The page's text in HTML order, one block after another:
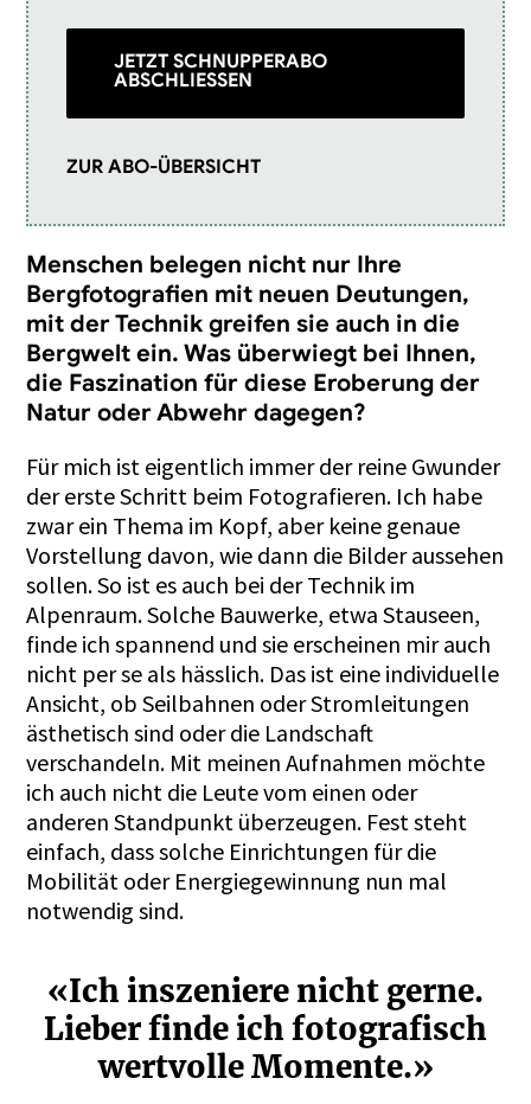
JETZT SCHNUPPERABO
ABSCHLIESSEN
ZUR ABO-ÜBERSICHT
Menschen belegen nicht nur Ihre
Bergfotografien mit neuen Deutungen,
mit der Technik greifen sie auch in die
Bergwelt ein. Was überwiegt bei Ihnen,
die Faszination für diese Eroberung der
Natur oder Abwehr dagegen?
Für mich ist eigentlich immer der reine Gwunder
der erste Schritt beim Fotografieren. Ich habe
zwar ein Thema im Kopf, aber keine genaue
Vorstellung davon, wie dann die Bilder aussehen
sollen. So ist es auch bei der Technik im
Alpenraum. Solche Bauwerke, etwa Stauseen,
finde ich spannend und sie erscheinen mir auch
nicht per se als hässlich. Das ist eine individuelle
Ansicht, ob Seilbahnen oder Stromleitungen
ästhetisch sind oder die Landschaft
verschandeln. Mit meinen Aufnahmen möchte
ich auch nicht die Leute vom einen oder
anderen Standpunkt überzeugen. Fest steht
einfach, dass solche Einrichtungen für die
Mobilität oder Energiegewinnung nun mal
notwendig sind.
«Ich inszeniere nicht gerne.
Lieber finde ich fotografisch
wertvolle Momente.»